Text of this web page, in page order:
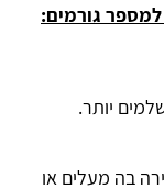
גורמים:
יותר.
בה מעלים או